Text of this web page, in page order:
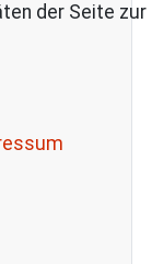
der Seite zur